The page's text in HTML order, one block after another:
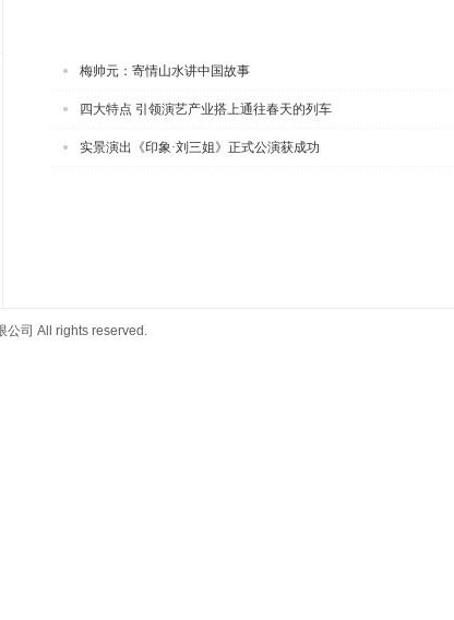
梅帅元：寄情山水讲中国故事
四大特点 引领演艺产业搭上通往春天的列车
实景演出《印象·刘三姐》正式公演获成功
公司 All rights reserved.